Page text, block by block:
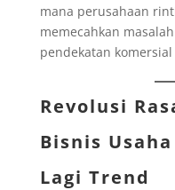
mana perusahaan
memecahkan
pendekatan
Revolusi
Bisnis
Lagi Trend